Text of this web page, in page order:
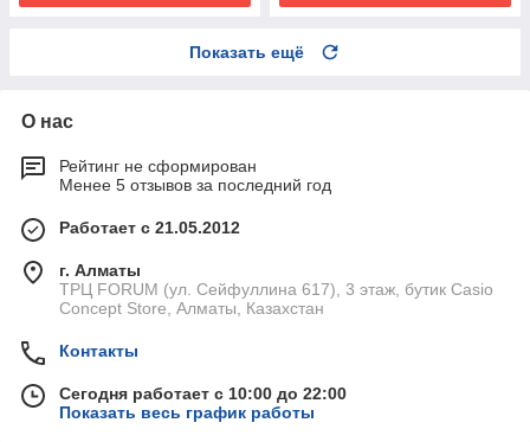
Показать ещё
О нас
Рейтинг не сформирован
Менее 5 отзывов за последний год
Работает с 21.05.2012
г. Алматы
ТРЦ FORUM (ул. Сейфуллина 617), 3 этаж, бутик Casio
Concept Store, Алматы, Казахстан
Контакты
Сегодня работает с 10:00 до 22:00
Показать весь график работы